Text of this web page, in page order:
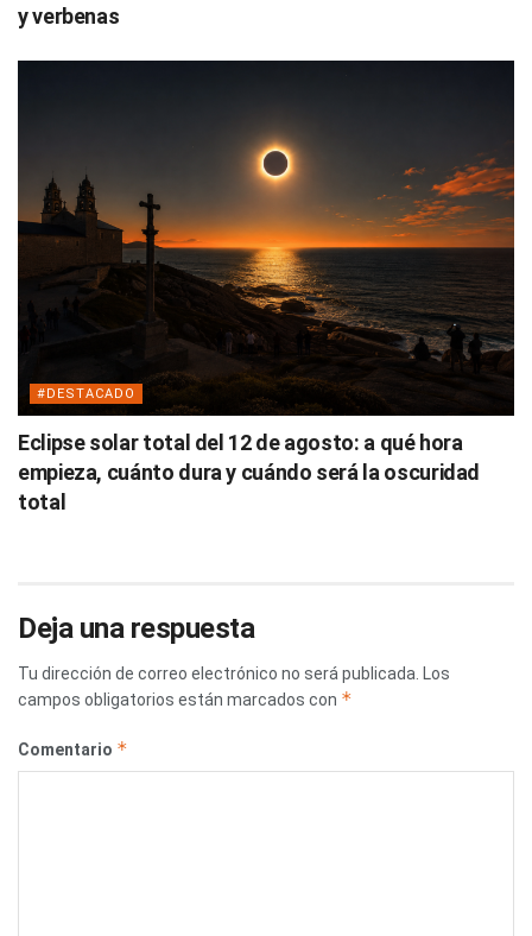
y verbenas
#DESTACADO
Eclipse solar total del 12 de agosto: a qué hora
empieza, cuánto dura y cuándo será la oscuridad
total
Deja una respuesta
Tu dirección de correo electrónico no será publicada.
Los
campos obligatorios están marcados con *
Comentario *